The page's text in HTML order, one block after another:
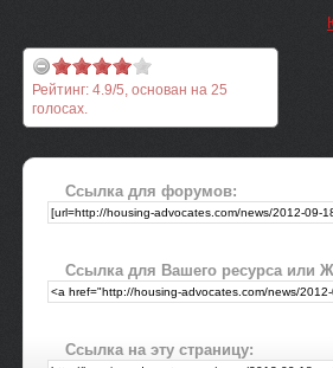
Рейтинг: 4.9/5, основан на 25
голосах.
Ссылка для форумов:
Ссылка для Вашего ресурса или
Ссылка на эту страницу: